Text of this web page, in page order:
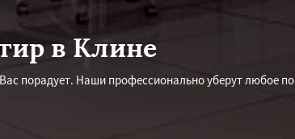
в Клине
порадует. Наши профессионально уберут любое